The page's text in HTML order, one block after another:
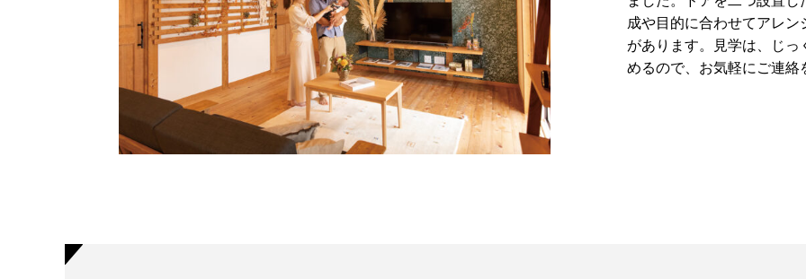
成や目的に合わせてアレ
があります。見学は、じ
めるので、お気軽にご連絡